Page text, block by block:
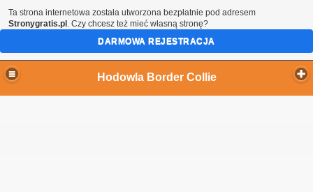
Hodowla Border Collie
Ta strona internetowa została utworzona bezpłatnie pod adresem
Stronygratis.pl . Czy chcesz też mieć własną stronę?
DARMOWA REJESTRACJA